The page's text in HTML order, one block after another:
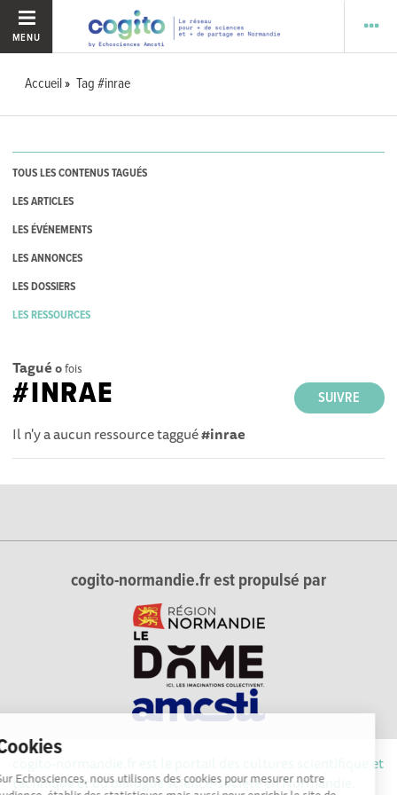
Cookies
Sur Echosciences, nous utilisons des cookies pour mesurer notre
MENU
Accueil Tag #inrae
TOUS LES CONTENUS TAGUÉS
LES ARTICLES
LES ÉVÉNEMENTS
LES ANNONCES
LES DOSSIERS
LES RESSOURCES
Tagué 0fois
SUIVRE
#INRAE
Il n'y a aucun ressource taggué#inrae
cogito-normandie.fr est propulsé par
cogito-normandie.fr est le portail des cultures scientifique et
technique et du dialogue science-société en Normandie.